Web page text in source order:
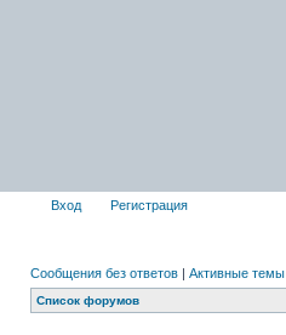
Вход Регистрация
Сообщения без ответов | Активные темы
Список форумов